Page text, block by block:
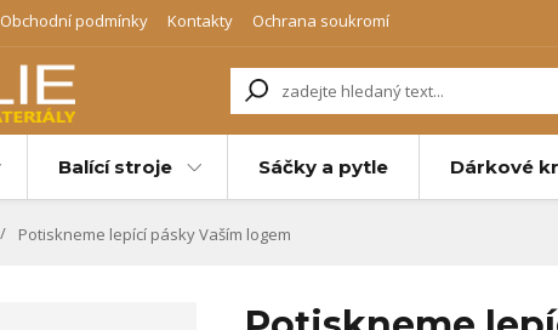
Obchodní podmínky Kontakty Ochrana soukromí
Balící stroje Sáčky a pytle Dárkové
Potiskneme lepící pásky Vaším logem